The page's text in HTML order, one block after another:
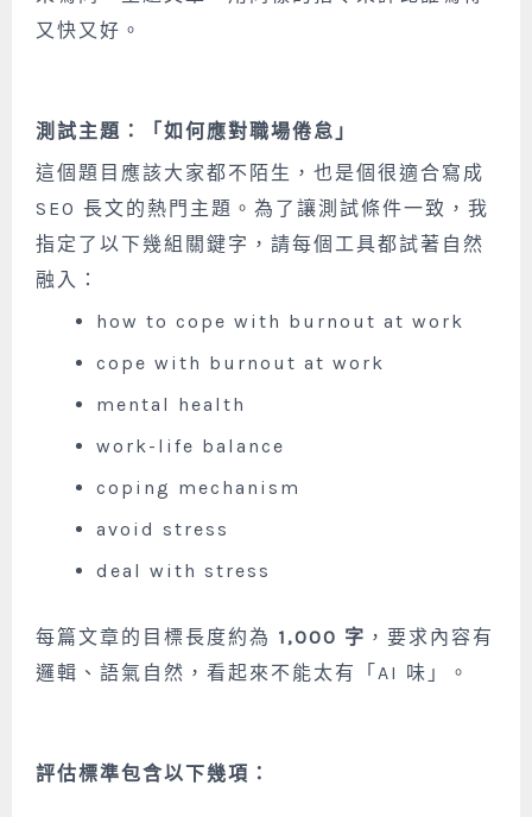
又快又好。
測試主題：「如何應對職場倦怠」
這個題目應該大家都不陌生，也是個很適合寫成
SEO 長文的熱門主題。為了讓測試條件一致，我
指定了以下幾組關鍵字，請每個工具都試著自然
融入：
how to cope with burnout at work
cope with burnout at work
mental health
work-life balance
coping mechanism
avoid stress
deal with stress
每篇文章的目標長度約為 1,000 字 ，要求內容有
邏輯、語氣自然，看起來不能太有「AI 味」。
評估標準包含以下幾項：